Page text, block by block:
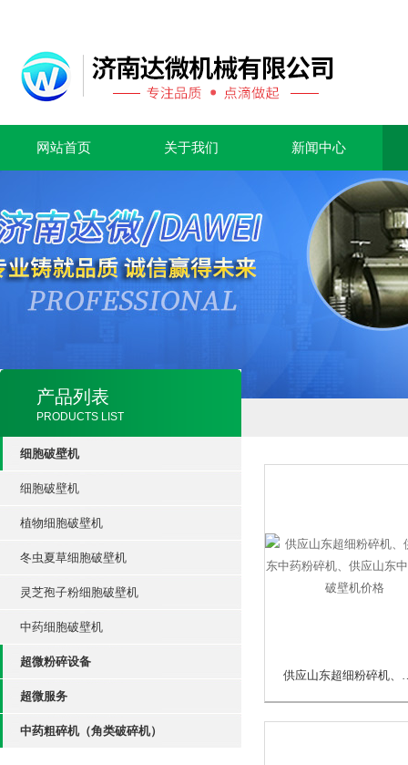
网站首页 关于我们 新闻中心
产品列表
PRODUCTS LIST
细胞破壁机
细胞破壁机
植物细胞破壁机
冬虫夏草细胞破壁机
灵芝孢子粉细胞破壁机
中药细胞破壁机
超微粉碎设备
超微服务
中药粗碎机（角类破碎机）
供应山东超细粉碎机、